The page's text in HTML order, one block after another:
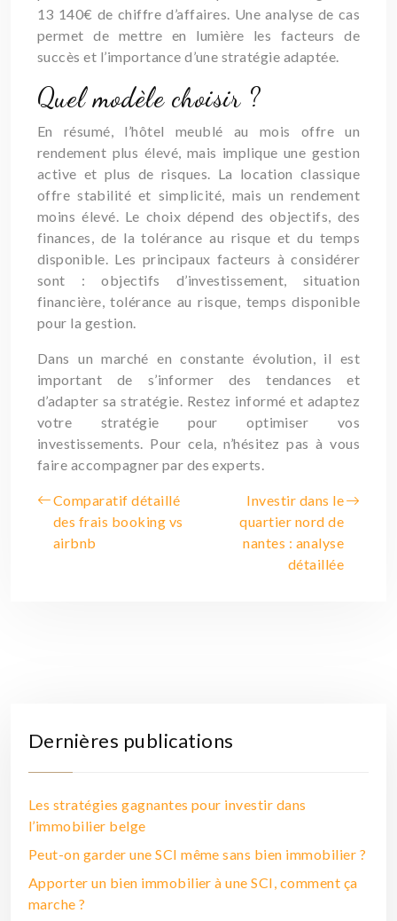
13 140€ de chiffre d’affaires. Une analyse de cas
permet de mettre en lumière les facteurs de
succès et l’importance d’une stratégie adaptée.
Quel modèle choisir ?
En résumé, l’hôtel meublé au mois offre un
rendement plus élevé, mais implique une gestion
active et plus de risques. La location classique
offre stabilité et simplicité, mais un rendement
moins élevé. Le choix dépend des objectifs, des
finances, de la tolérance au risque et du temps
disponible. Les principaux facteurs à considérer
sont : objectifs d’investissement, situation
financière, tolérance au risque, temps disponible
pour la gestion.
Dans un marché en constante évolution, il est
important de s’informer des tendances et
d’adapter sa stratégie. Restez informé et adaptez
votre stratégie pour optimiser vos
investissements. Pour cela, n’hésitez pas à vous
faire accompagner par des experts.
Comparatif détaillé
des frais booking vs
airbnb
Investir dans le
quartier nord de
nantes : analyse
détaillée
Dernières publications
Les stratégies gagnantes pour investir dans
l’immobilier belge
Peut-on garder une SCI même sans bien immobilier ?
Apporter un bien immobilier à une SCI, comment ça
marche ?